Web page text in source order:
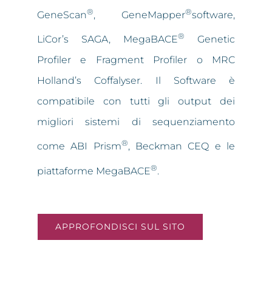
GeneScan®, GeneMapper®software,
LiCor’s SAGA, MegaBACE®
Genetic
Profiler e Fragment Profiler o MRC
Holland’s Coffalyser. Il Software è
compatibile con tutti gli output dei
migliori sistemi di sequenziamento
come ABI Prism®, Beckman CEQ e le
piattaforme MegaBACE®.
APPROFONDISCI SUL SITO